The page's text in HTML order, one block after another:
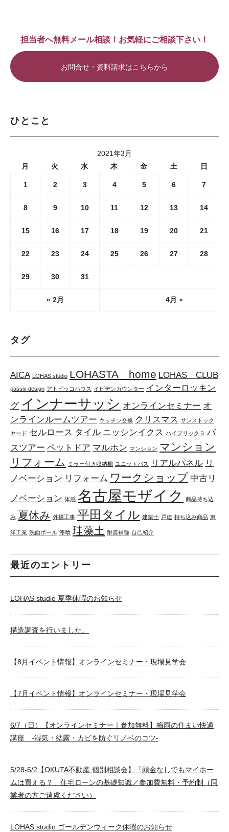
担当者へ無料メール相談！お気軽にご相談下さい！
お問合せ・資料請求はこちらから
ひとこと
2021年3月
月
火 水 木 金 土 日
« 2月 4月 »
1 2 3 4 5 6 7
8 9 10 11 12 13 14
15 16 17 18 19 20 21
22 23 24 25 26 27 28
29 30 31
タグ
AICA LOHAS studio LOHASTA home LOHAS CLUB
passiv design アトピッコハウス イビデンカウンター インターロッキン
グ インナーサッシ オンラインセミナー オ
ンラインルームツアー キッチン交換 クリスマス サンストック
ヤード セルロース タイル ニッシンイクス ハイブリック３ バ
スツアー ペットドア マルホン マンション マンション
リフォーム
ミラー付き収納棚 ユニットバス リアルパネル リ
ノベーション リフォーム ワークショップ 中古リ
ノベーション 体感 名古屋モザイク 商品持ち込
み 夏休み 外構工事 平田タイル 建築士 戸建 持ち込み商品 東
洋工業 洗面ボール 漆喰 珪藻土 耐震補強 自己紹介
最近のエントリー
LOHAS studio 夏季休暇のお知らせ
構造調査を行いました。
【8月イベント情報】オンラインセミナー・現場見学会
【7月イベント情報】オンラインセミナー・現場見学会
6/7（日）【オンラインセミナー｜参加無料】梅雨の住まい快適
講座 -湿気・結露・カビを防ぐリノベのコツ-
5/28-6/2【OKUTA不動産 個別相談会】「頭金なしでもマイホー
ムは買える？」住宅ローンの基礎知識／参加費無料・予約制（同
業者の方ご遠慮ください）
LOHAS studio ゴールデンウィーク休暇のお知らせ